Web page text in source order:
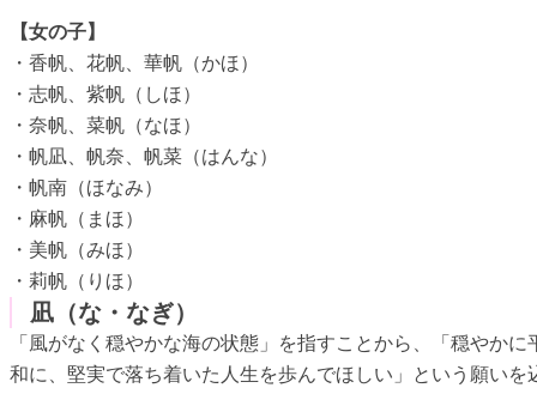
【女の子】
・香帆、花帆、華帆（かほ）
・志帆、紫帆（しほ）
・奈帆、菜帆（なほ）
・帆凪、帆奈、帆菜（はんな）
・帆南（ほなみ）
・麻帆（まほ）
・美帆（みほ）
・莉帆（りほ）
凪（な・なぎ）
「風がなく穏やかな海の状態」を指すことから、「穏やかに
和に、堅実で落ち着いた人生を歩んでほしい」という願いを